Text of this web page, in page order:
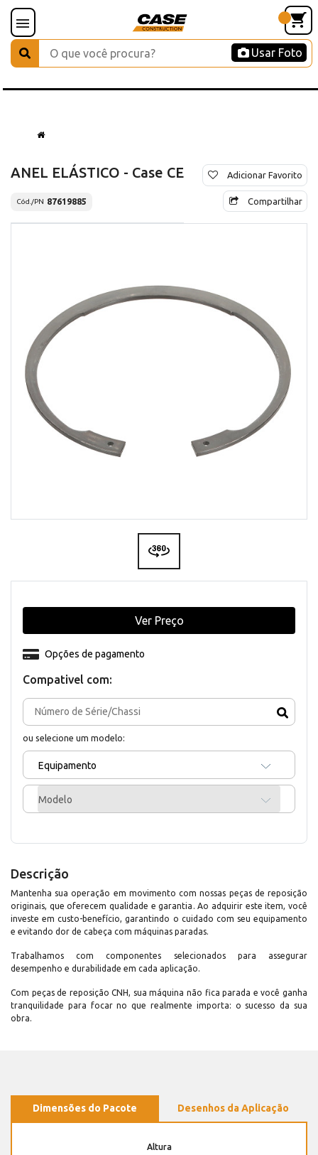
Usar Foto
ANEL ELÁSTICO - Case CE
Cód./PN 87619885
Adicionar Favorito
Compartilhar
Compativel com:
ou selecione um modelo:
Equipamento
Modelo
Opções de pagamento
Ver Preço
Descrição
Mantenha sua operação em movimento com nossas peças de reposição
originais, que oferecem qualidade e garantia. Ao adquirir este item, você
investe em custo-benefício, garantindo o cuidado com seu equipamento
e evitando dor de cabeça com máquinas paradas.
Trabalhamos com componentes selecionados para assegurar
desempenho e durabilidade em cada aplicação.
Com peças de reposição CNH, sua máquina não fica parada e você ganha
tranquilidade para focar no que realmente importa: o sucesso da sua
obra.
Dimensões do Pacote Desenhos da Aplicação
Altura